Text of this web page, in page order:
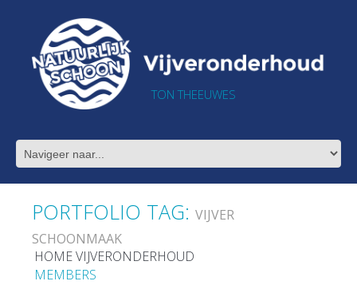
TON THEEUWES
PORTFOLIO TAG: VIJVER
SCHOONMAAK
HOME VIJVERONDERHOUD
MEMBERS